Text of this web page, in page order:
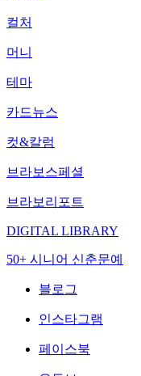
컬처
머니
테마
카드뉴스
컷&칼럼
브라보스페셜
브라보리포트
DIGITAL LIBRARY
50+ 시니어 신춘문예
블로그
인스타그램
페이스북